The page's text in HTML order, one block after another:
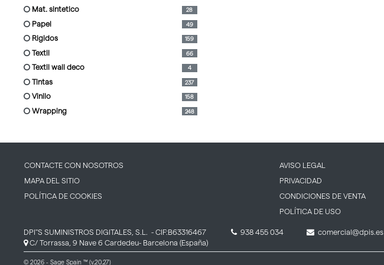
mat. sintetico 28
papel 49
rigidos 159
textil 66
textil wall deco 4
tintas 237
vinilo 158
wrapping 248
CONTACTE CON NOSOTROS
MAPA DEL SITIO
POLÍTICA DE COOKIES
AVISO LEGAL
PRIVACIDAD
CONDICIONES DE VENTA
POLÍTICA DE USO
DPI''S SUMINISTROS DIGITALES, S.L.
- CIF:B63316467
C/ Torrassa, 9 Nave 6 Cardedeu- Barcelona (España)
938 455 034 comercial@dpis.es
© 2026 - Sage Spain ™ (v.20.27)